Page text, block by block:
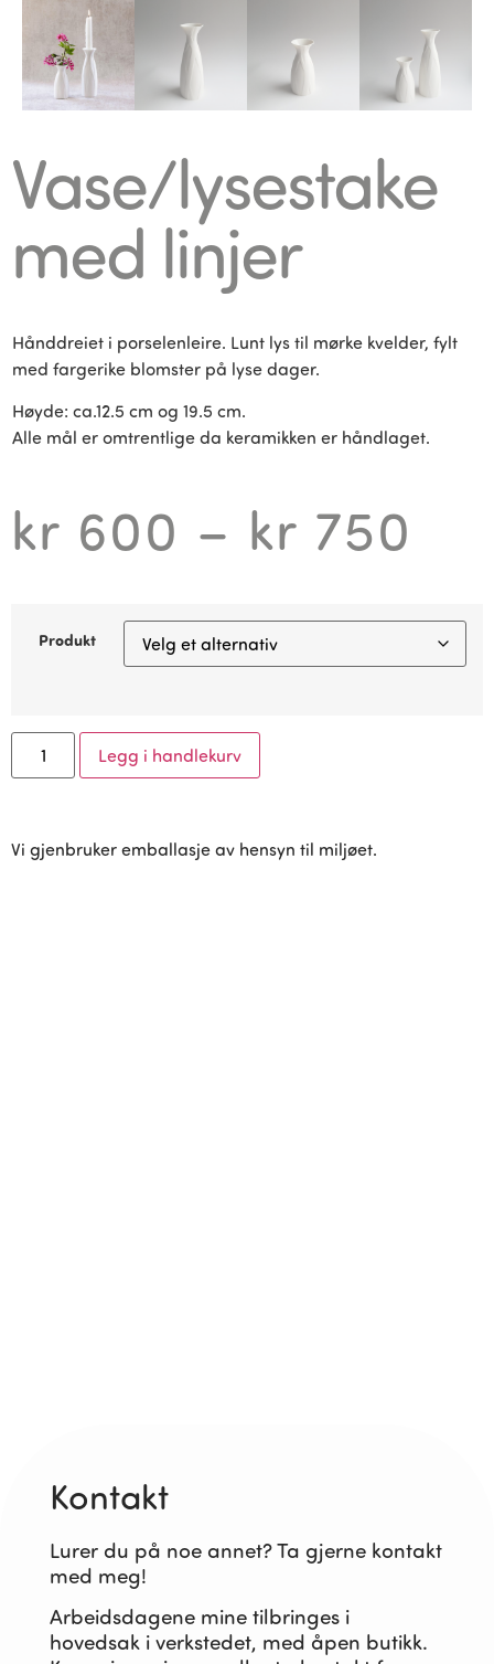
Vase/lysestake
med linjer
Hånddreiet i porselenleire. Lunt lys til mørke kvelder, fylt
med fargerike blomster på lyse dager.
Høyde: ca.12.5 cm og 19.5 cm.
Alle mål er omtrentlige da keramikken er håndlaget.
kr 600 – kr 750
Produkt
Legg i handlekurv
Vi gjenbruker emballasje av hensyn til miljøet.
Kontakt
Lurer du på noe annet? Ta gjerne kontakt
med meg!
Arbeidsdagene mine tilbringes i
hovedsak i verkstedet, med åpen butikk.